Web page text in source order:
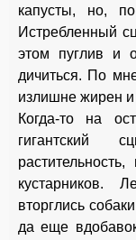
капусты, но,
Истребленный
этом пуглив и
дичиться. По
излишне жирен и
Когда-то на
гигантский
кустарников.
вторглись
да еще